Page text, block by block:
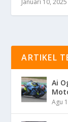
Januari 10, 2025
ARTIKEL
Ai
Agu